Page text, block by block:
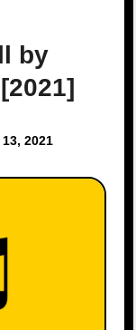
by
13, 2021